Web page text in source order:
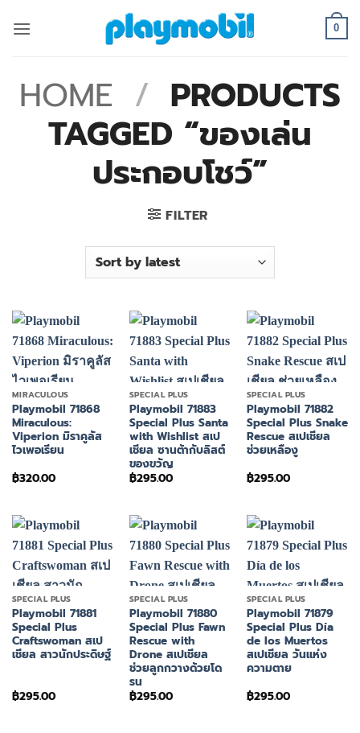
0
HOME / PRODUCTS
TAGGED “ของเล่น
ประกอบโชว์”
FILTER
MIRACULOUS
Playmobil 71868
Miraculous:
Viperion มิราคูลัส
ไวเพอเรียน
฿320.00
SPECIAL PLUS
Playmobil 71883
Special Plus Santa
with Wishlist สเป
เชียล ซานต้ากับลิสต์
ของขวัญ
฿295.00
SPECIAL PLUS
Playmobil 71882
Special Plus Snake
Rescue สเปเชียล
ช่วยเหลืองู
฿295.00
SPECIAL PLUS
Playmobil 71881
Special Plus
Craftswoman สเป
เชียล สาวนักประดิษฐ์
฿295.00
SPECIAL PLUS
Playmobil 71880
Special Plus Fawn
Rescue with
Drone สเปเชียล
ช่วยลูกกวางด้วยโด
รน
฿295.00
SPECIAL PLUS
Playmobil 71879
Special Plus Día
de los Muertos
สเปเชียล วันแห่ง
ความตาย
฿295.00